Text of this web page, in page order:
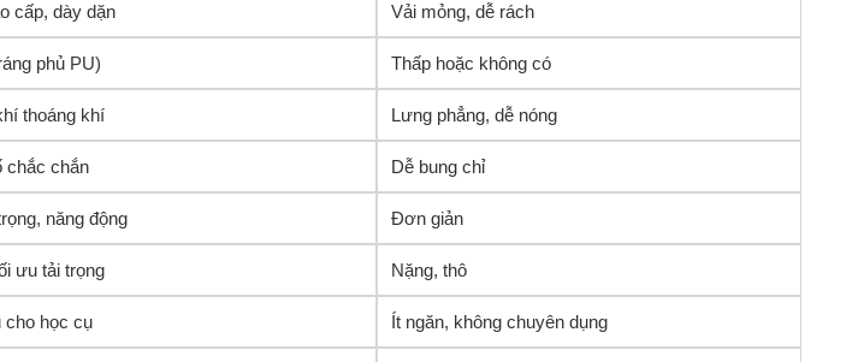
cấp, dày dặn Vải mỏng, dễ rách
phủ PU) Thấp hoặc không có
thoáng khí Lưng phẳng, dễ nóng
chắc chắn Dễ bung chỉ
năng động Đơn giản
ưu tải trọng Nặng, thô
cho học cụ Ít ngăn, không chuyên dụng